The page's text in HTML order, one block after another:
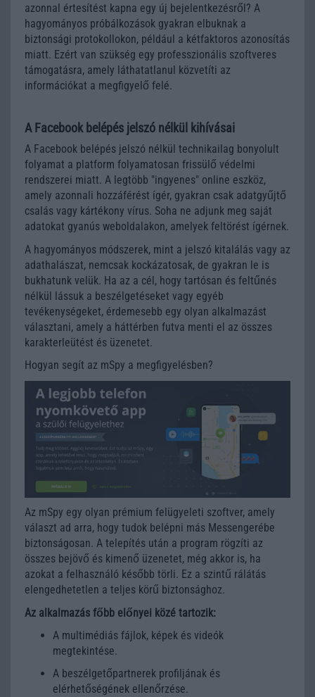
azonnal értesítést kapna egy új bejelentkezésről? A
hagyományos próbálkozások gyakran elbuknak a
biztonsági protokollokon, például a kétfaktoros azonosítás
miatt. Ezért van szükség egy professzionális szoftveres
támogatásra, amely láthatatlanul közvetíti az
információkat a megfigyelő felé.
A Facebook belépés jelszó nélkül kihívásai
A Facebook belépés jelszó nélkül technikailag bonyolult
folyamat a platform folyamatosan frissülő védelmi
rendszerei miatt. A legtöbb "ingyenes" online eszköz,
amely azonnali hozzáférést ígér, gyakran csak adatgyűjtő
csalás vagy kártékony vírus. Soha ne adjunk meg saját
adatokat gyanús weboldalakon, amelyek feltörést ígérnek.
A hagyományos módszerek, mint a jelszó kitalálás vagy az
adathalászat, nemcsak kockázatosak, de gyakran le is
bukhatunk velük. Ha az a cél, hogy tartósan és feltűnés
nélkül lássuk a beszélgetéseket vagy egyéb
tevékenységeket, érdemesebb egy olyan alkalmazást
választani, amely a háttérben futva menti el az összes
karakterleütést és üzenetet.
Hogyan segít az mSpy a megfigyelésben?
Az mSpy egy olyan prémium felügyeleti szoftver, amely
választ ad arra, hogy tudok belépni más Messengerébe
biztonságosan. A telepítés után a program rögzíti az
összes bejövő és kimenő üzenetet, még akkor is, ha
azokat a felhasználó később törli. Ez a szintű rálátás
elengedhetetlen a teljes körű biztonsághoz.
Az alkalmazás főbb előnyei közé tartozik:
A multimédiás fájlok, képek és videók
megtekintése.
A beszélgetőpartnerek profiljának és
elérhetőségének ellenőrzése.